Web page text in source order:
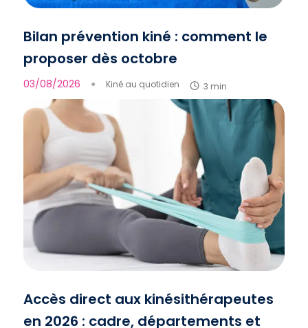
Bilan prévention kiné : comment le
proposer dès octobre
03/08/2026 ● Kiné au quotidien 3 min
Accès direct aux kinésithérapeutes
en 2026 : cadre, départements et